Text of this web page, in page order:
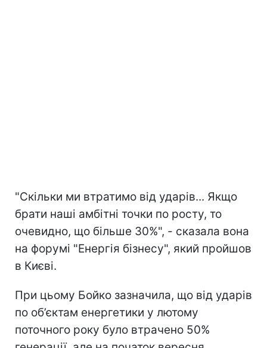
"Скільки ми втратимо від ударів... Якщо
брати наші амбітні точки по росту, то
очевидно, що більше 30%", - сказала вона
на форумі "Енергія бізнесу", який пройшов
в Києві.
При цьому Бойко зазначила, що від ударів
по об’єктам енергетики у лютому
поточного року було втрачено 50%